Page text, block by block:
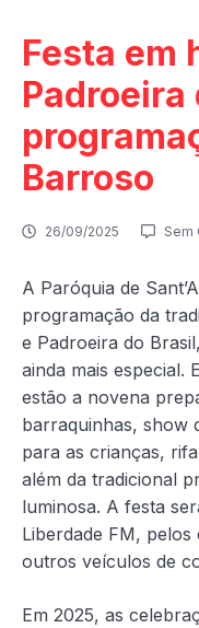
Festa em
Padroeira
Barroso
26/09/2025 Sem
A Paróquia de
programação da
e Padroeira do
ainda mais especial.
estão a novena
barraquinhas, show
para as crianças,
além da tradicional
luminosa. A festa
Liberdade FM,
outros veículos de
Em 2025, as